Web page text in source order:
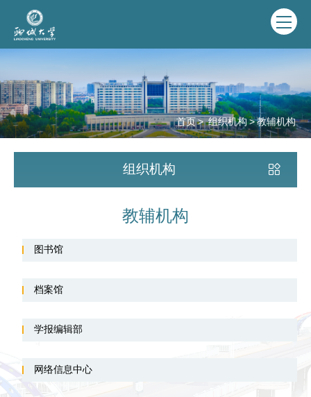
首页 > 组织机构>教辅机构
组织机构
教辅机构
图书馆
档案馆
学报编辑部
网络信息中心